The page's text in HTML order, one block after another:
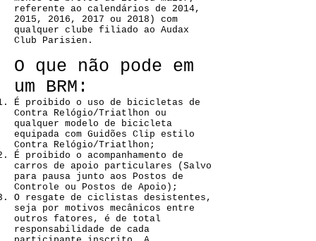
referente ao calendários de 2014,
2015, 2016, 2017 ou 2018) com
qualquer clube filiado ao Audax
Club Parisien.
O que não pode em
um BRM:
É proibido o uso de bicicletas de
Contra Relógio/Triatlhon ou
qualquer modelo de bicicleta
equipada com Guidões Clip estilo
Contra Relógio/Triatlhon;
É proibido o acompanhamento de
carros de apoio particulares (Salvo
para pausa junto aos Postos de
Controle ou Postos de Apoio);
O resgate de ciclistas desistentes,
seja por motivos mecânicos entre
outros fatores, é de total
responsabilidade de cada